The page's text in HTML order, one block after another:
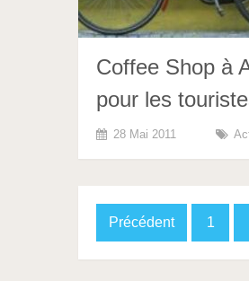
Coffee Shop à
pour les
28 Mai 2011
Pagination
des
Précédent 1